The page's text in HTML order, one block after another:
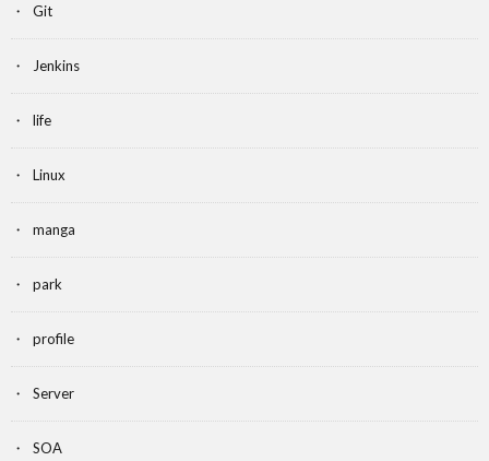
Git
Jenkins
life
Linux
manga
park
profile
Server
SOA